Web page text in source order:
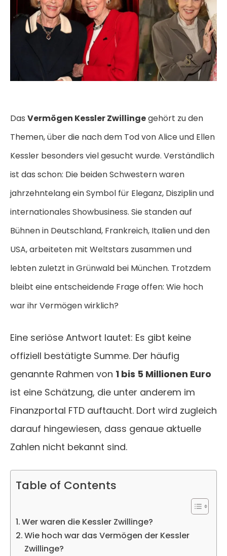
Das Vermögen Kessler Zwillingegehört zu den
Themen, über die nach dem Tod von Alice und Ellen
Kessler besonders viel gesucht wurde. Verständlich
ist das schon: Die beiden Schwestern waren
jahrzehntelang ein Symbol für Eleganz, Disziplin und
internationales Showbusiness. Sie standen auf
Bühnen in Deutschland, Frankreich, Italien und den
USA, arbeiteten mit Weltstars zusammen und
lebten zuletzt in Grünwald bei München. Trotzdem
bleibt eine entscheidende Frage offen: Wie hoch
war ihr Vermögen wirklich?
Eine seriöse Antwort lautet: Es gibt keine
offiziell bestätigte Summe. Der häufig
genannte Rahmen von 1 bis 5 Millionen Euro
ist eine Schätzung, die unter anderem im
Finanzportal FTD auftaucht. Dort wird zugleich
darauf hingewiesen, dass genaue aktuelle
Zahlen nicht bekannt sind.
Table of Contents
Wer waren die Kessler Zwillinge?
Wie hoch war das Vermögen der Kessler
Zwillinge?